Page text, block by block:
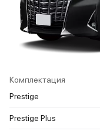
Комплектация
Prestige
Prestige Plus